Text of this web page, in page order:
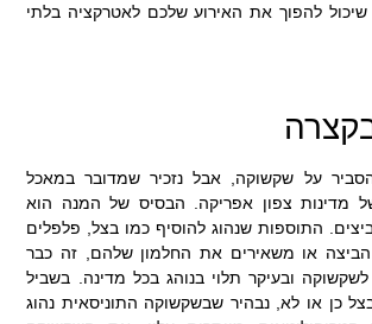
להפוך את האירוע שלכם לאטרקציה בלתי
על שקשוקה, אבל נזכיר שמדובר במאכל
מדינות צפון אפריקה. הבסיס של המנה הוא
התוספות שנהוג להוסיף כמו בצל, פלפלים
או משאירים את החלמון שלהם, זה כבר
ובעיקר תלוי בנוהג בכל מדינה. בשביל
כן או לא, נבהיר שבשקשוקה התוניסאית נהוג